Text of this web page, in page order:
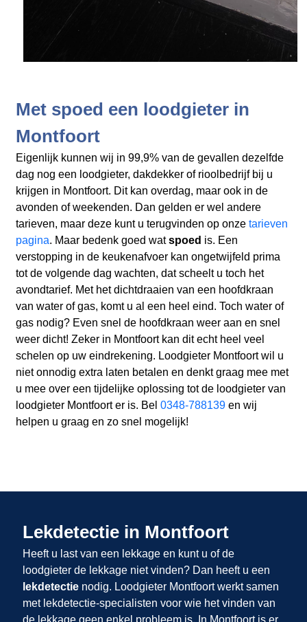
Met spoed een loodgieter in
Montfoort
Eigenlijk kunnen wij in 99,9% van de gevallen dezelfde
dag nog een loodgieter, dakdekker of rioolbedrijf bij u
krijgen in Montfoort. Dit kan overdag, maar ook in de
avonden of weekenden. Dan gelden er wel andere
tarieven, maar deze kunt u terugvinden op onze tarieven
pagina. Maar bedenk goed watspoed is. Een
verstopping in de keukenafvoer kan ongetwijfeld prima
tot de volgende dag wachten, dat scheelt u toch het
avondtarief. Met het dichtdraaien van een hoofdkraan
van water of gas, komt u al een heel eind. Toch water of
gas nodig? Even snel de hoofdkraan weer aan en snel
weer dicht! Zeker in Montfoort kan dit echt heel veel
schelen op uw eindrekening. Loodgieter Montfoort wil u
niet onnodig extra laten betalen en denkt graag mee met
u mee over een tijdelijke oplossing tot de loodgieter van
loodgieter Montfoort er is. Bel 0348-788139en wij
helpen u graag en zo snel mogelijk!
Lekdetectie in Montfoort
Heeft u last van een lekkage en kunt u of de
loodgieter de lekkage niet vinden? Dan heeft u een
lekdetectienodig. Loodgieter Montfoort werkt samen
met lekdetectie-specialisten voor wie het vinden van